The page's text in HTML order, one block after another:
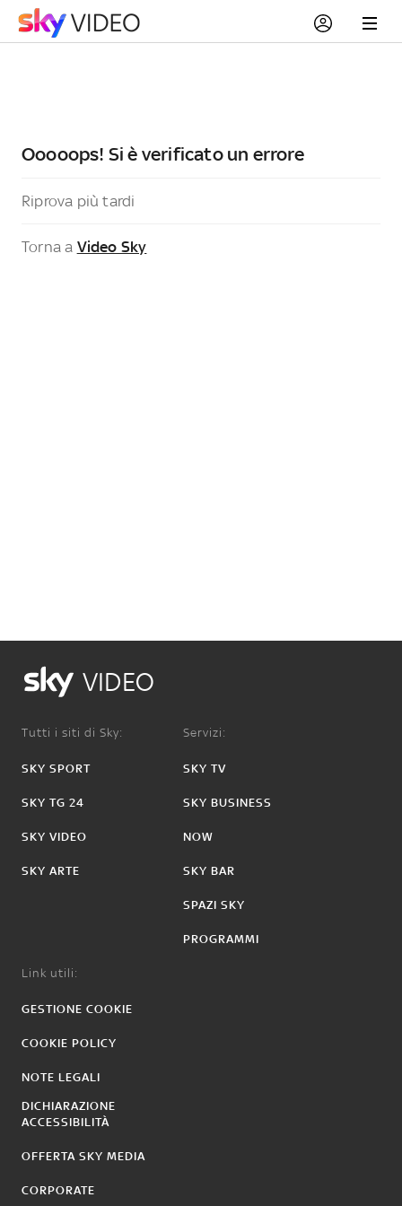
Ooooops! Si è verificato un errore
Riprova più tardi
Torna a Video Sky
VIDEO
Tutti i siti di Sky:
SKY SPORT
SKY TG 24
SKY VIDEO
SKY ARTE
Servizi:
SKY TV
SKY BUSINESS
NOW
SKY BAR
SPAZI SKY
PROGRAMMI
Link utili:
GESTIONE COOKIE
COOKIE POLICY
NOTE LEGALI
DICHIARAZIONE
ACCESSIBILITÀ
OFFERTA SKY MEDIA
CORPORATE